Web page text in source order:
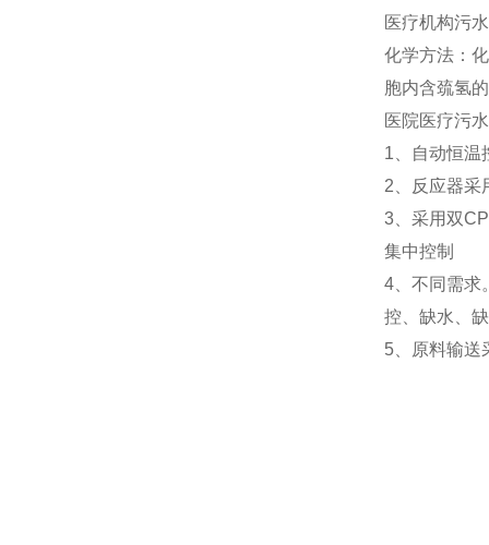
医疗机构污
化学方法：
胞内含巯氢
医院医疗污
1、自动恒温
2、反应器采
3、采用双
集中控制
4、不同需求
控、缺水、
5、原料输送